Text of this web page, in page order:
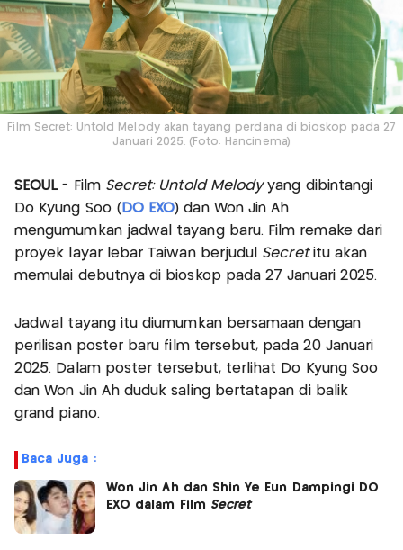
Film Secret: Untold Melody akan tayang perdana di bioskop pada 27
Januari 2025. (Foto: Hancinema)
SEOUL- Film Secret: Untold Melodyyang dibintangi
Do Kyung Soo ( DO EXO) dan Won Jin Ah
mengumumkan jadwal tayang baru. Film remake dari
proyek layar lebar Taiwan berjudul Secretitu akan
memulai debutnya di bioskop pada 27 Januari 2025.
Jadwal tayang itu diumumkan bersamaan dengan
perilisan poster baru film tersebut, pada 20 Januari
2025. Dalam poster tersebut, terlihat Do Kyung Soo
dan Won Jin Ah duduk saling bertatapan di balik
grand piano.
Baca Juga :
Won Jin Ah dan Shin Ye Eun Dampingi DO
EXO dalam Film Secret